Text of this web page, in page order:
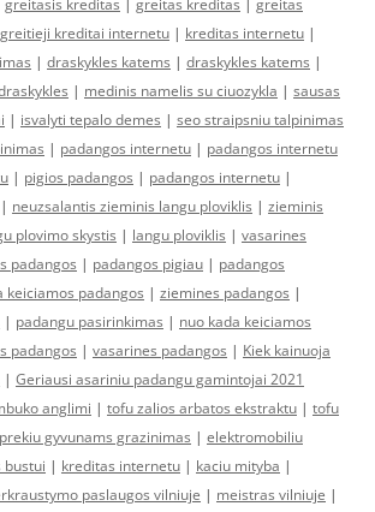
greitasis kreditas greitas kreditas
greitas
greitieji kreditai internetu | kreditas internetu |
| draskykles katems | draskykles katems |
| medinis namelis su ciuozykla | sausas
| isvalyti tepalo demes | seo straipsniu talpinimas
| padangos internetu | padangos internetu
| pigios padangos | padangos internetu |
| neuzsalantis zieminis langu ploviklis | zieminis
plovimo skystis | langu ploviklis | vasarines
padangos | padangos pigiau | padangos
keiciamos padangos | ziemines padangos |
| padangu pasirinkimas | nuo kada keiciamos
padangos | vasarines padangos | Kiek kainuoja
| Geriausi asariniu padangu gamintojai 2021
anglimi | tofu zalios arbatos ekstraktu | tofu
prekiu gyvunams grazinimas | elektromobiliu
bustui | kreditas internetu | kaciu mityba |
paslaugos vilniuje | meistras vilniuje |